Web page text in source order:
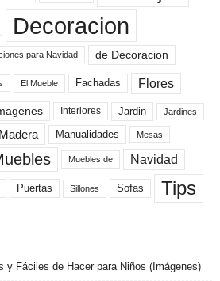
Decoracion
para Navidad de Decoracion
El Mueble Fachadas Flores
Interiores Jardin Jardines
Madera Manualidades Mesas
Muebles de Navidad
Puertas Sillones Sofas Tips
y Fáciles de Hacer para Niños (Imágenes)